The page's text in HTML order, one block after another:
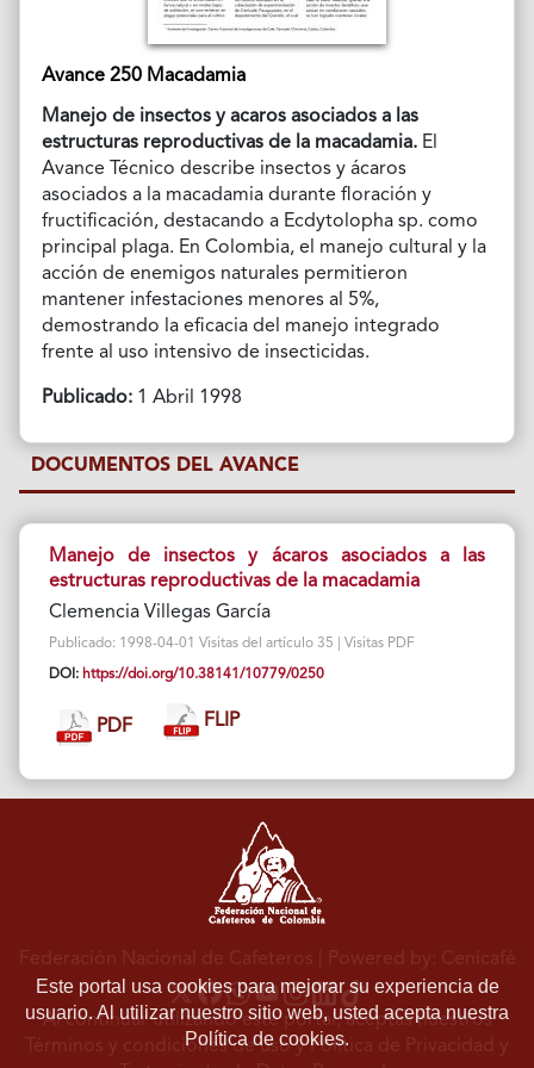
Avance 250 Macadamia
Manejo de insectos y acaros asociados a las
estructuras reproductivas de la macadamia. El
Avance Técnico describe insectos y ácaros
asociados a la macadamia durante floración y
fructificación, destacando a Ecdytolopha sp. como
principal plaga. En Colombia, el manejo cultural y la
acción de enemigos naturales permitieron
mantener infestaciones menores al 5%,
demostrando la eficacia del manejo integrado
frente al uso intensivo de insecticidas.
Publicado:1 Abril 1998
DOCUMENTOS DEL AVANCE
Manejo de insectos y ácaros asociados a las
estructuras reproductivas de la macadamia
Clemencia Villegas García
Publicado: 1998-04-01 Visitas del artículo 35 | Visitas PDF
DOI: https://doi.org/10.38141/10779/0250
PDF FLIP
Este portal usa cookies para mejorar su experiencia de
usuario. Al utilizar nuestro sitio web, usted acepta nuestra
Política de cookies.
Federación Nacional de Cafeteros | Powered by: Cenicafé
Al continuar utilizando este portal, aceptas nuestros
Términos y condiciones de usoyPolítica de Privacidad y